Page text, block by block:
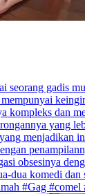
seorang gadis
kompleks dan
yang
menjadikan
obsesinya
dua komedi dan
#Gag #comel